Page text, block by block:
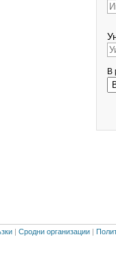
В
| Сродни организации |